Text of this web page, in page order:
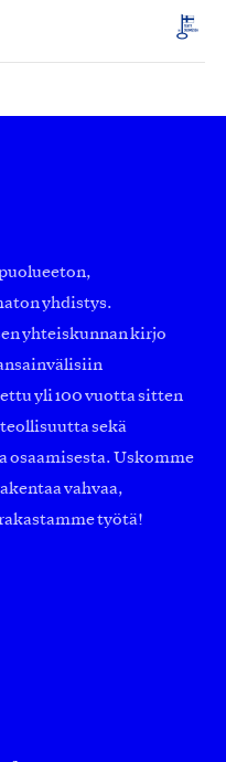
yhdistys.
yhteiskunnan kirjo
yli 100 vuotta sitten
sekä
osaamisesta. Uskomme
vahvaa,
työtä!